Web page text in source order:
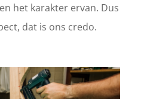
het karakter ervan. Dus
dat is ons credo.